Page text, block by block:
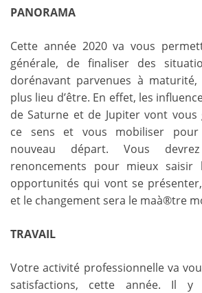
PANORAMA
Cette année 2020 va vous
générale, de finaliser des
dorénavant parvenues à
plus lieu d’être. En effet, les
de Saturne et de Jupiter vont vous
ce sens et vous mobiliser
nouveau départ. Vous
renoncements pour mieux saisir
opportunités qui vont se
et le changement sera le maà®tre
TRAVAIL
Votre activité professionnelle va
satisfactions, cette année. Il